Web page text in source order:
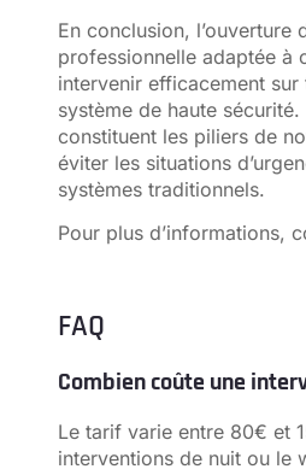
En conclusion,
professionnelle adaptée à
intervenir efficacement sur
système de haute
constituent les piliers de
éviter les situations
systèmes traditionnels.
Pour plus d’informations,
FAQ
Combien coûte une
Le tarif varie entre 80€ et
interventions de nuit ou le